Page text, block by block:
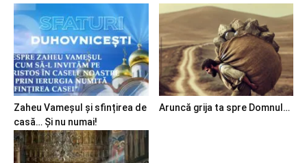
Zaheu Vameșul și sfințirea de
casă… Și nu numai!
Aruncă grija ta spre Domnul…